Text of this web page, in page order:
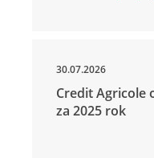
30.07.2026
Credit Agricole
za 2025 rok